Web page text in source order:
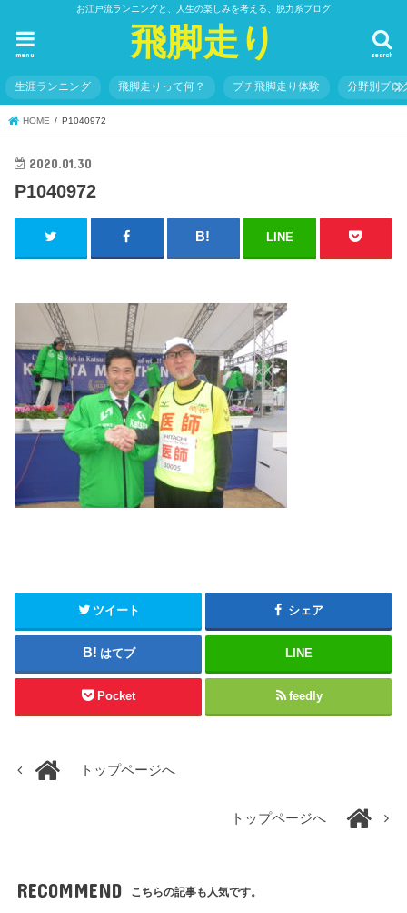
お江戸流ランニングと、人生の楽しみを考える、脱力系ブログ
飛脚走り search
menu
生涯ランニング 飛脚走りって何？ プチ飛脚走り体験 分野別ブロ
HOME P1040972
2020.01.30
P1040972
LINE
ツイート シェア
はてブ LINE
Pocket feedly
トップページへ
トップページへ
RECOMMEND こちらの記事も人気です。